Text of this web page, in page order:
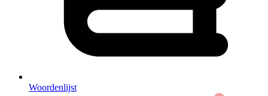
Woordenlijst